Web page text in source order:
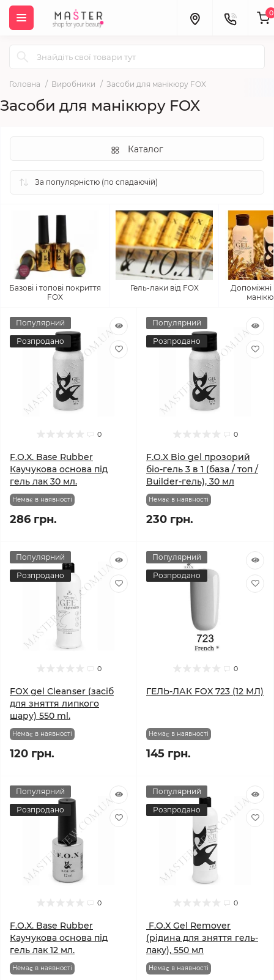
0
Головна Виробники Засоби для манікюру FOX
Засоби для манікюру FOX
Каталог
Базові і топові покриття
FOX
Гель-лаки від FOX
Допоміжні
Популярний
Розпродано
0
F.O.X. Base Rubber
Каучукова основа під
гель лак 30 мл.
Немає в наявності
286 грн.
Популярний
Розпродано
0
F.O.X Bio gel прозорий
біо-гель 3 в 1 (база / топ /
Builder-гель), 30 мл
Немає в наявності
230 грн.
Популярний
Розпродано
0
FOX gel Cleanser (засіб
для зняття липкого
шару) 550 ml.
Немає в наявності
120 грн.
Популярний
Розпродано
0
ГЕЛЬ-ЛАК FOX 723 (12 МЛ)
Немає в наявності
145 грн.
Популярний
Розпродано
0
F.O.X. Base Rubber
Каучукова основа під
гель лак 12 мл.
Немає в наявності
Популярний
Розпродано
0
F.O.X Gel Remover
(рідина для зняття гель-
лаку), 550 мл
Немає в наявності